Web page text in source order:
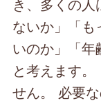
き、多くの
ないか」「
いのか」「年
と考えます
せん。 必要